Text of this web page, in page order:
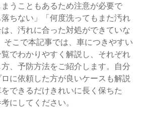
うこともあるため注意が必要で
ちない」「何度洗ってもまた汚れ
、汚れに合った対処ができていな
そこで本記事では、車につきやすい
でわかりやすく解説し、それぞれ
、予防方法をご紹介します。自分
に依頼した方が良いケースも解説
できるだけきれいに長く保ちた
にしてください。